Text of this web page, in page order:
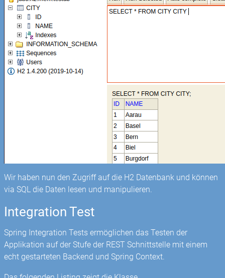
Wir haben nun den Zugriff auf die H2 Datenbank und können
via SQL die Daten lesen und manipulieren.
Integration Test
Spring Integration Tests ermöglichen das Testen der
Applikation auf der Stufe der REST Schnittstelle mit einem
echt gestarteten Backend und Spring Context.